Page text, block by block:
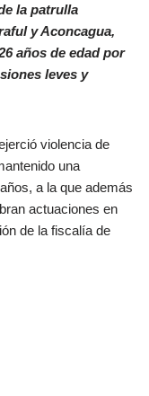
la patrulla
y Aconcagua,
años de edad por
leves y
violencia de
una
a la que además
actuaciones en
de la fiscalía de